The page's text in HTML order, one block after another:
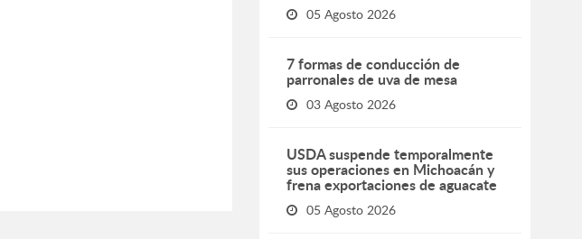
05 Agosto 2026
7 formas de conducción de
parronales de uva de mesa
03 Agosto 2026
USDA suspende temporalmente
sus operaciones en Michoacán y
frena exportaciones de aguacate
05 Agosto 2026